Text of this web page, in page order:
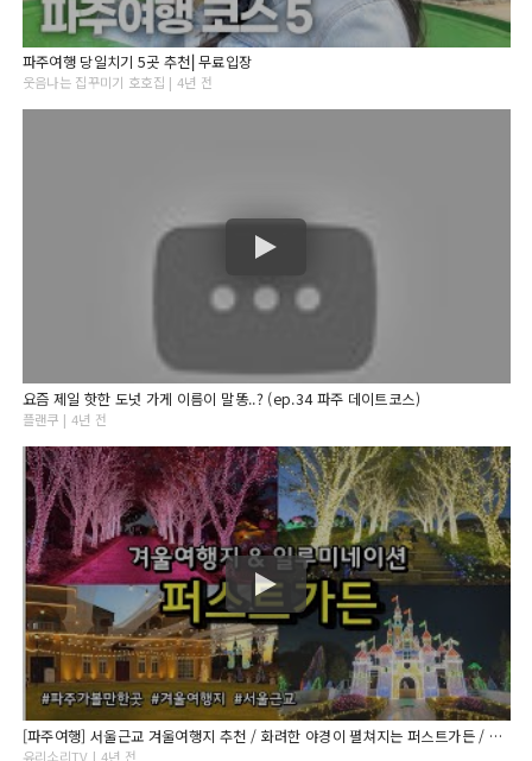
파주여행 당일치기 5곳 추천⎜무료입장
웃음나는 집꾸미기 호호집 | 4년 전
요즘 제일 핫한 도넛 가게 이름이 말똥..? (ep.34 파주 데이트코스)
플랜쿠 | 4년 전
[파주여행] 서울근교 겨울여행지 추천 / 화려한 야경이 펼쳐지는 퍼스트가든 / 꿀팁, 맛집, 주차장정보 /아이와 가볼만한곳 / 서울근교 데이트
유리소리TV | 4년 전